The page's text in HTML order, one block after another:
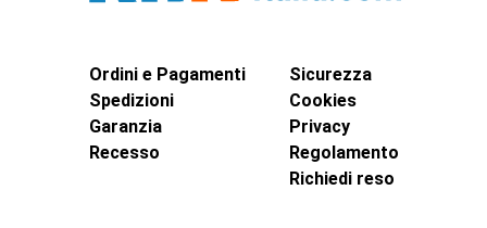
Ordini e Pagamenti
Spedizioni
Garanzia
Recesso
Sicurezza
Cookies
Privacy
Regolamento
Richiedi reso